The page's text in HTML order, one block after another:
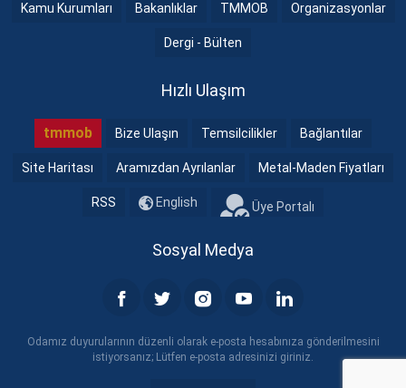
Kamu Kurumları Bakanlıklar TMMOB Organizasyonlar
Dergi - Bülten
Hızlı Ulaşım
tmmob Bize Ulaşın Temsilcilikler Bağlantılar
Site Haritası Aramızdan Ayrılanlar Metal-Maden Fiyatları
RSS English Üye Portalı
Sosyal Medya
Odamız duyurularının düzenli olarak e-posta hesabınıza gönderilmesini
istiyorsanız; Lütfen e-posta adresinizi giriniz.